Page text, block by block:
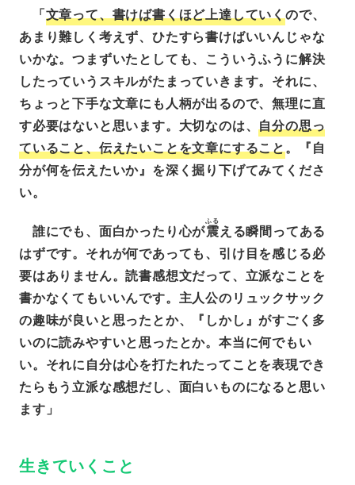
「 文章って、書けば書くほど上達していくので、
あまり難しく考えず、ひたすら書けばいいんじゃな
いかな。つまずいたとしても、こういうふうに解決
したっていうスキルがたまっていきます。それに、
ちょっと下手な文章にも人柄が出るので、無理に直
す必要はないと思います。大切なのは、自分の思っ
ていること、伝えたいことを文章にすること。『自
分が何を伝えたいか』を深く掘り下げてみてくださ
い。
誰にでも、面白かったり心が震
ふる
える瞬間ってある
はずです。それが何であっても、引け目を感じる必
要はありません。読書感想文だって、立派なことを
書かなくてもいいんです。主人公のリュックサック
の趣味が良いと思ったとか、『しかし』がすごく多
いのに読みやすいと思ったとか。本当に何でもい
い。それに自分は心を打たれたってことを表現でき
たらもう立派な感想だし、面白いものになると思い
ます」
生きていくこと